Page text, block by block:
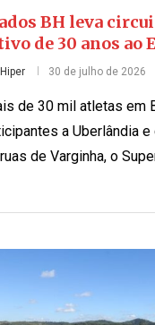
BH leva
de 30 anos ao
30 de julho de 2026
de 30 mil atletas em
a Uberlândia
de Varginha, o